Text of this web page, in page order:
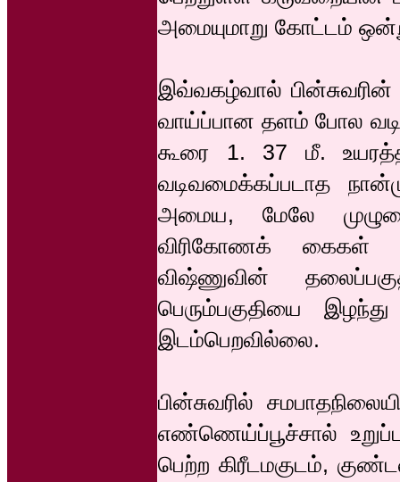
அமையுமாறு கோட்டம்
இவ்வகழ்வால் பின்சுவரின்
வாய்ப்பான தளம் போல
கூரை 1. 37 மீ.
வடிவமைக்கப்படாத
அமைய, மேலே
விரிகோணக் கைகள்
விஷ்ணுவின்
பெரும்பகுதியை
இடம்பெறவில்லை.
பின்சுவரில்
எண்ணெய்ப்பூச்சால்
பெற்ற கிரீடமகுடம்,